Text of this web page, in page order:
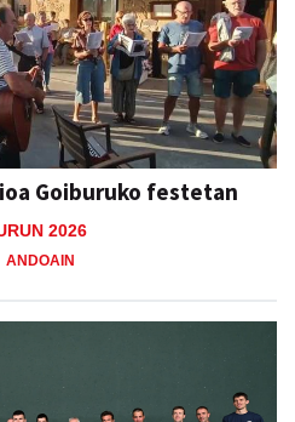
Goiburuko festetan
2026
ANDOAIN